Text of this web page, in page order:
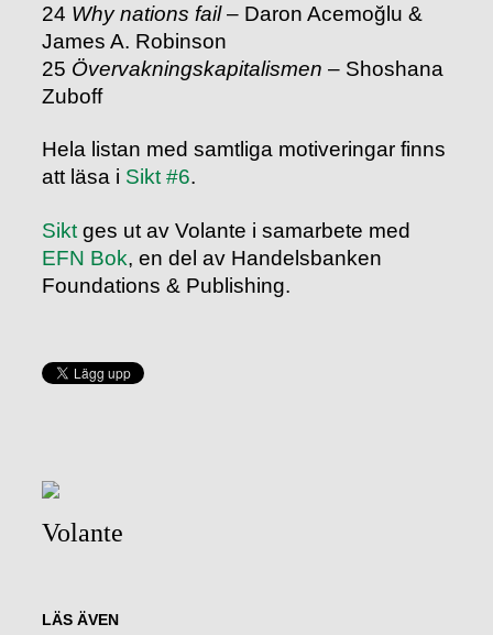
24 Why nations fail– Daron Acemoğlu &
James A. Robinson
25 Övervakningskapitalismen – Shoshana
Zuboff
Hela listan med samtliga motiveringar finns
att läsa i Sikt #6.
Sikt ges ut av Volante i samarbete med
EFN Bok, en del av Handelsbanken
Foundations & Publishing.
Volante
LÄS ÄVEN